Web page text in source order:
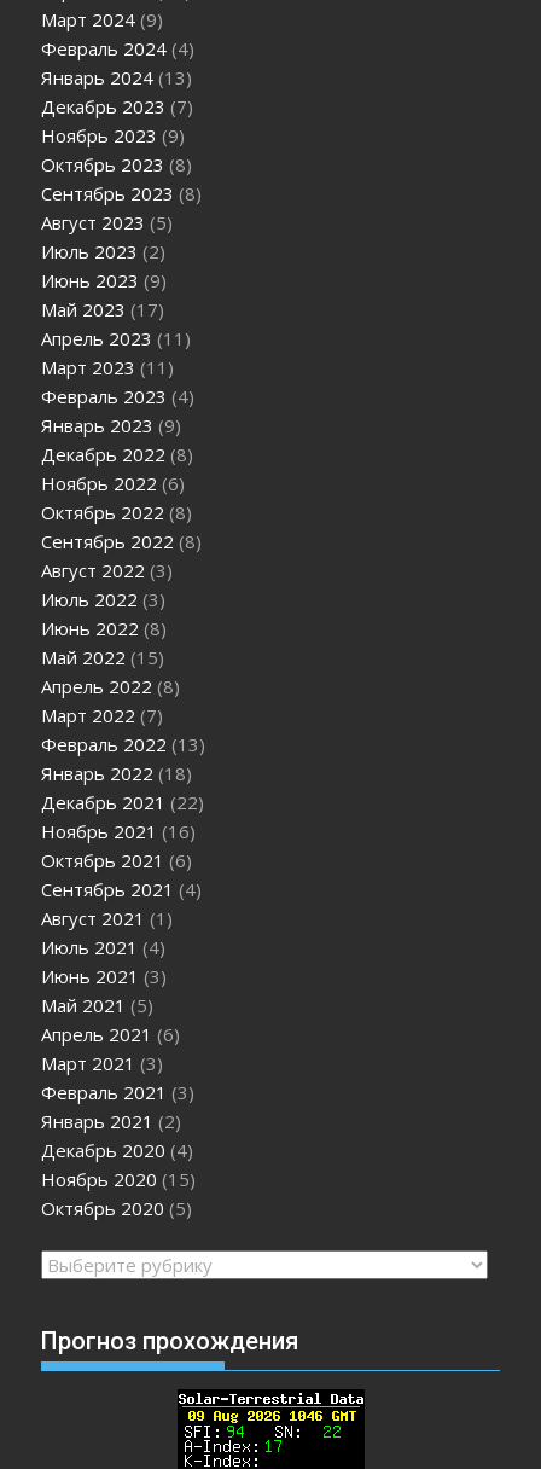
Март 2024 (9)
Февраль 2024 (4)
Январь 2024 (13)
Декабрь 2023 (7)
Ноябрь 2023 (9)
Октябрь 2023 (8)
Сентябрь 2023 (8)
Август 2023 (5)
Июль 2023 (2)
Июнь 2023 (9)
Май 2023 (17)
Апрель 2023 (11)
Март 2023 (11)
Февраль 2023 (4)
Январь 2023 (9)
Декабрь 2022 (8)
Ноябрь 2022 (6)
Октябрь 2022 (8)
Сентябрь 2022 (8)
Август 2022 (3)
Июль 2022 (3)
Июнь 2022 (8)
Май 2022 (15)
Апрель 2022 (8)
Март 2022 (7)
Февраль 2022 (13)
Январь 2022 (18)
Декабрь 2021 (22)
Ноябрь 2021 (16)
Октябрь 2021 (6)
Сентябрь 2021 (4)
Август 2021 (1)
Июль 2021 (4)
Июнь 2021 (3)
Май 2021 (5)
Апрель 2021 (6)
Март 2021 (3)
Февраль 2021 (3)
Январь 2021 (2)
Декабрь 2020 (4)
Ноябрь 2020 (15)
Октябрь 2020 (5)
Рубрики
Прогноз прохождения